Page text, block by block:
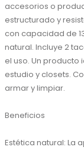
accesorios o
estructurado y
con capacidad de
natural. Incluye 2
el uso. Un
estudio y closets.
armar y limpiar.
Beneficios
Estética natural: La